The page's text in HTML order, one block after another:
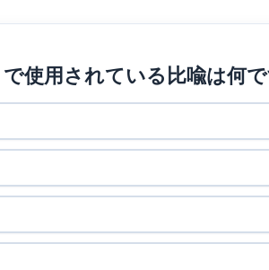
で使用されている比喩は何